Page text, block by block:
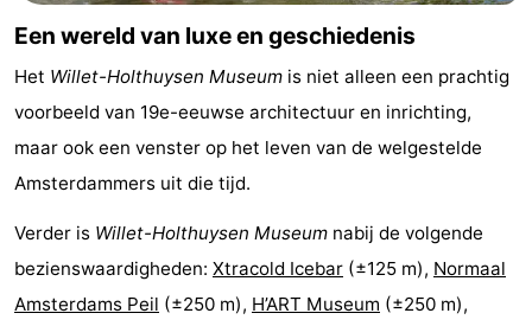
Reisboekenwinkel
vervoer
Route
Eindhoven
Een wereld van luxe en geschiedenis
Het Willet-Holthuysen Museum is niet alleen een prachtig
voorbeeld van 19e-eeuwse architectuur en inrichting,
maar ook een venster op het leven van de welgestelde
Amsterdammers uit die tijd.
Verder is Willet-Holthuysen Museum nabij de volgende
bezienswaardigheden: Xtracold Icebar (±125 m), Normaal
Amsterdams Peil (±250 m), H’ART Museum (±250 m),